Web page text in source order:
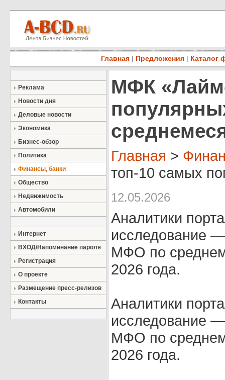
Главная | Предложения | Каталог
Реклама
Новости дня
Деловые новости
Экономика
Бизнес-обзор
Политика
Финансы, банки
Общество
Недвижимость
Автомобили
Интернет
ВХОД/Напоминание пароля
Регистрация
О проекте
Размещение пресс-релизов
Контакты
МФК
Главная >
топ-10 самых
12.05.2026
Аналитики
исследование
МФО по
2026 года.
Аналитики
исследование
МФО по
2026 года.